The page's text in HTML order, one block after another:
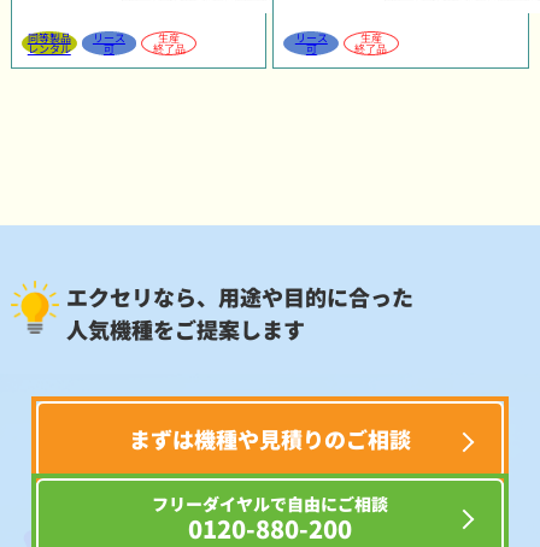
同等製品
レンタル
リース
可
生産
終了品
リース
可
生産
終了品
エクセリなら、用途や目的に合った
人気機種をご提案します
まずは機種や見積りのご相談
フリーダイヤルで自由にご相談
0120-880-200